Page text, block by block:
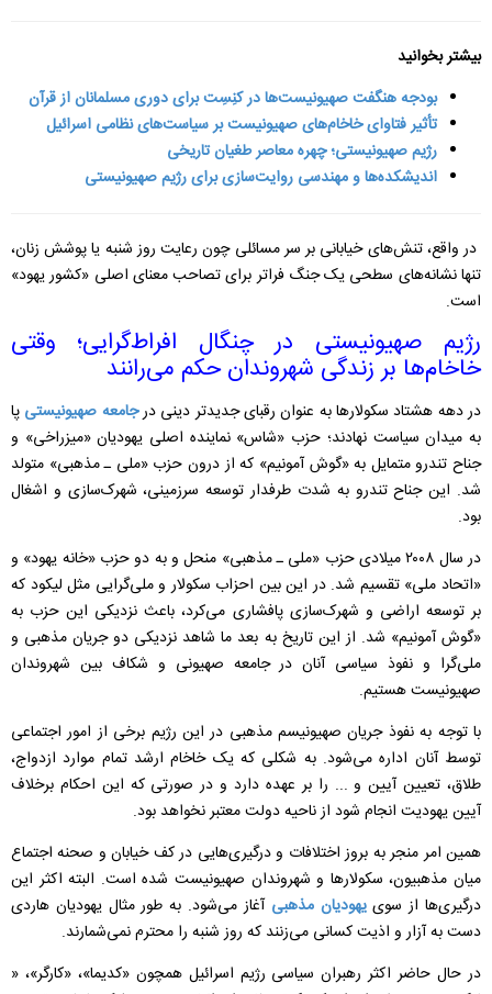
بیشتر بخوانید
بودجه هنگفت صهیونیست‌ها در کنِسِت برای دوری مسلمانان از قرآن
تأثیر فتاوای خاخام‌های صهیونیست بر سیاست‌های نظامی اسرائیل
رژیم صهیونیستی؛ چهره معاصر طغیان تاریخی
اندیشکده‌ها و مهندسی روایت‌سازی برای رژیم صهیونیستی
در واقع، تنش‌های خیابانی بر سر مسائلی چون رعایت روز شنبه یا پوشش زنان،
تنها نشانه‌های سطحی یک جنگ فراتر برای تصاحب معنای اصلی «کشور یهود»
است.
رژیم صهیونیستی در چنگال افراط‌گرایی؛ وقتی
خاخام‌ها بر زندگی شهروندان حکم می‌رانند
در دهه هشتاد سکولارها به عنوان رقبای جدیدتر دینی درجامعه صهیونیستی پا
به میدان سیاست نهادند؛ حزب «شاس» نماینده اصلی یهودیان «میزراخی» و
جناح تندرو متمایل به «گوش آمونیم» که از درون حزب «ملی ـ مذهبی» متولد
شد. این جناح تندرو به شدت طرفدار توسعه سرزمینی، شهرک‌سازی و اشغال
بود.
در سال ۲۰۰۸ میلادی حزب «ملی ـ مذهبی» منحل و به دو حزب «خانه یهود» و
«اتحاد ملی» تقسیم شد. در این بین احزاب سکولار و ملی‌گرایی مثل لیکود که
بر توسعه اراضی و شهرک‌سازی پافشاری می‌کرد، باعث نزدیکی این حزب به
«گوش آمونیم» شد. از این تاریخ به بعد ما شاهد نزدیکی دو جریان مذهبی و
ملی‌گرا و نفوذ سیاسی آنان در جامعه صهیونی و شکاف بین شهروندان
صهیونیست هستیم.
با توجه به نفوذ جریان صهیونیسم مذهبی در این رژیم برخی از امور اجتماعی
توسط آنان اداره می‌شود. به شکلی که یک خاخام ارشد تمام موارد ازدواج،
طلاق، تعیین آیین و ... را بر عهده دارد و در صورتی که این احکام برخلاف
آیین یهودیت انجام شود از ناحیه دولت معتبر نخواهد بود.
همین امر منجر به بروز اختلافات و درگیری‌هایی در کف خیابان و صحنه اجتماع
میان مذهبیون، سکولارها و شهروندان صهیونیست شده است. البته اکثر این
درگیری‌ها از سوییهودیان مذهبی آغاز می‌شود. به طور مثال یهودیان هاردی
دست به آزار و اذیت کسانی می‌زنند که روز شنبه را محترم نمی‌شمارند.
در حال حاضر اکثر رهبران سیاسی رژیم اسرائیل همچون «کدیما»، «کارگر»، «